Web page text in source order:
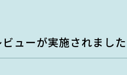
する知識と実践力
ューが実施されました